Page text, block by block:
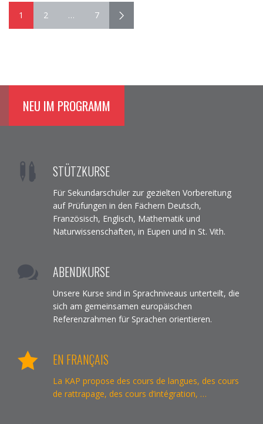
1 2 … 7
NEU IM PROGRAMM
STÜTZKURSE
Für Sekundarschüler zur gezielten Vorbereitung
auf Prüfungen in den Fächern Deutsch,
Französisch, Englisch, Mathematik und
Naturwissenschaften, in Eupen und in St. Vith.
ABENDKURSE
Unsere Kurse sind in Sprachniveaus unterteilt, die
sich am gemeinsamen europäischen
Referenzrahmen für Sprachen orientieren.
EN FRANÇAIS
La KAP propose des cours de langues, des cours
de rattrapage, des cours d’intégration, …